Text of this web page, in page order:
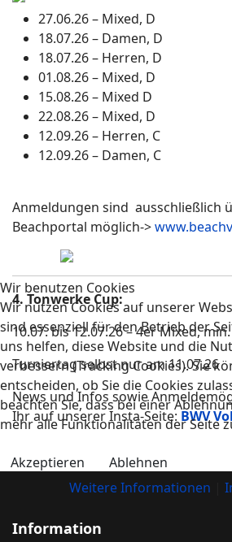
27.06.26 – Mixed, D
18.07.26 – Damen, D
18.07.26 – Herren, D
01.08.26 – Mixed, D
15.08.26 – Mixed D
22.08.26 – Mixed, D
12.09.26 – Herren, C
12.09.26 – Damen, C
Anmeldungen sind ausschließlich
Beachportal möglich->
4. Tonwerke Cup:
10.07. bis 12.07.26 – 4er Mixed,
Turniertag selbst nur am 11.07.26
News und Infos sowie
Ihr auf unserer Insta-Seite: BWV
Information
Wir benutzen Cookies
Wir nutzen Cookies auf unserer
sind essenziell für den Betrieb der
uns helfen, diese Website und die
verbessern (Tracking Cookies). Sie
entscheiden, ob Sie die Cookies
beachten Sie, dass bei einer
mehr alle Funktionalitäten der Seite
Akzeptieren
Ablehnen
Weitere Informationen